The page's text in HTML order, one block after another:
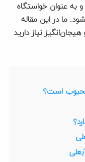
تأسیس شده و به عنوان خواستگاه
ما در این مقاله
نیاز دارید
است؟